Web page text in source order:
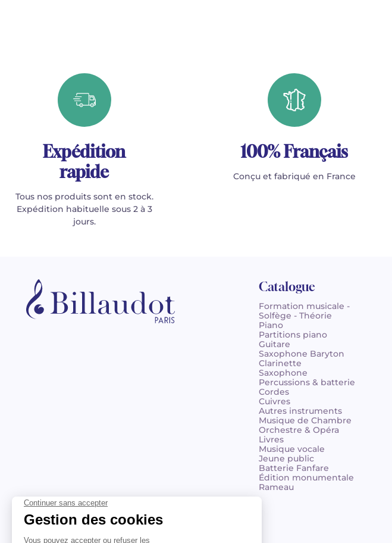
Expédition
rapide
Tous nos produits sont en stock.
Expédition habituelle sous 2 à 3
jours.
100% Français
Conçu et fabriqué en France
Catalogue
Formation musicale -
Solfège - Théorie
Piano
Partitions piano
Guitare
Saxophone Baryton
Clarinette
Saxophone
Percussions & batterie
Cordes
Cuivres
Autres instruments
Musique de Chambre
Orchestre & Opéra
Livres
Musique vocale
Jeune public
Batterie Fanfare
Édition monumentale
Rameau